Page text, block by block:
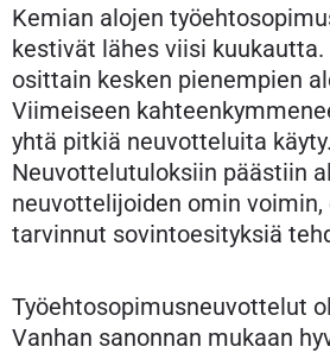
Kemian alojen
kestivät lähes viisi
osittain kesken pienempien
Viimeiseen
yhtä pitkiä neuvotteluita käyty.
Neuvottelutuloksiin päästiin
neuvottelijoiden omin
tarvinnut sovintoesityksiä
Työehtosopimusneuvottelut
Vanhan sanonnan mukaan